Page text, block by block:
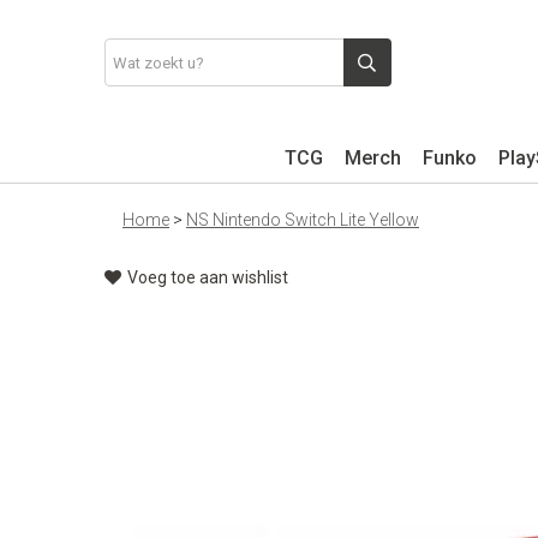
TCG Merch Funko
Home > NS Nintendo Switch Lite Yellow
Voeg toe aan wishlist